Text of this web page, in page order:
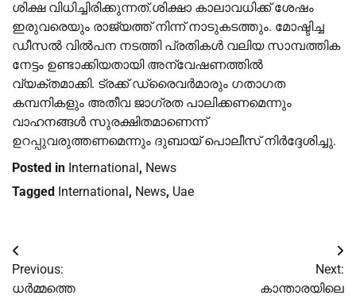
ശിക്ഷ വിധിച്ചിരിക്കുന്നത്.ശിക്ഷാ കാലാവധിക്ക് ശേഷം
ഇരുവരെയും രാജ്യത്ത് നിന്ന് നാടുകടത്തും. മോഷ്ടിച്ച
ഡീസല്‍ വില്‍പന നടത്തി പ്രതികള്‍ വലിയ സാമ്പത്തിക
നേട്ടം ഉണ്ടാക്കിയതായി അന്വേഷണത്തില്‍
വ്യക്തമാക്കി. ട്രക്ക് ഡ്രൈവര്‍മാരും ഗതാഗത
കമ്പനികളും അതീവ ജാഗ്രത പാലിക്കണമെന്നും
വാഹനങ്ങള്‍ സുരക്ഷിതമാണെന്ന്
ഉറപ്പുവരുത്തണമെന്നും ദുബായ് പൊലീസ് നിര്‍ദ്ദേശിച്ചു.
Posted in International , News
Tagged
International , News, Uae
Post
navigation
Previous:
ധർമ്മത്തെ
Next:
കാന്താരയിലെ